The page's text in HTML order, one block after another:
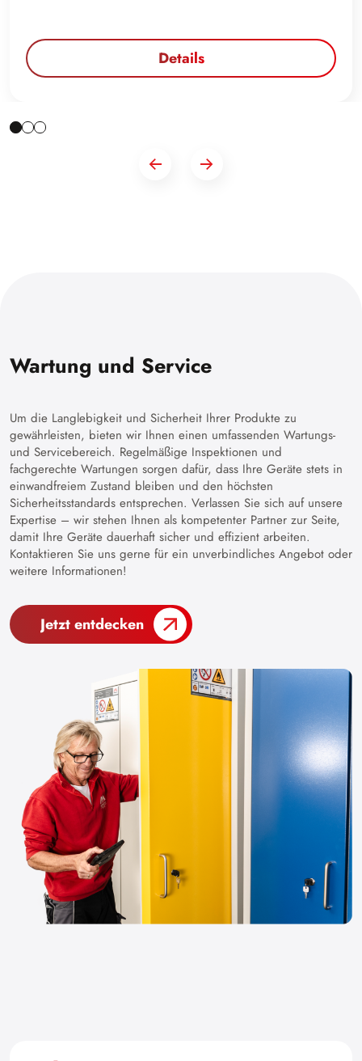
Details
Wartung und Service
Um die Langlebigkeit und Sicherheit Ihrer Produkte zu
gewährleisten, bieten wir Ihnen einen umfassenden Wartungs-
und Servicebereich. Regelmäßige Inspektionen und
fachgerechte Wartungen sorgen dafür, dass Ihre Geräte stets in
einwandfreiem Zustand bleiben und den höchsten
Sicherheitsstandards entsprechen. Verlassen Sie sich auf unsere
Expertise – wir stehen Ihnen als kompetenter Partner zur Seite,
damit Ihre Geräte dauerhaft sicher und effizient arbeiten.
Kontaktieren Sie uns gerne für ein unverbindliches Angebot oder
weitere Informationen!
Jetzt entdecken